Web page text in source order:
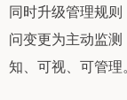
同时升级管理规
问变更为主动监
知、可视、可管理。